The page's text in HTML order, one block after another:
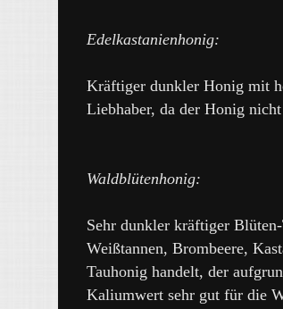
Edelkastanienhonig:
Kräftiger dunkler Honig mit
Liebhaber, da der Honig
Waldblütenhonig:
Sehr dunkler kräftiger
Weißtannen, Brombeere,
Tauhonig handelt, der
Kaliumwert sehr gut für die